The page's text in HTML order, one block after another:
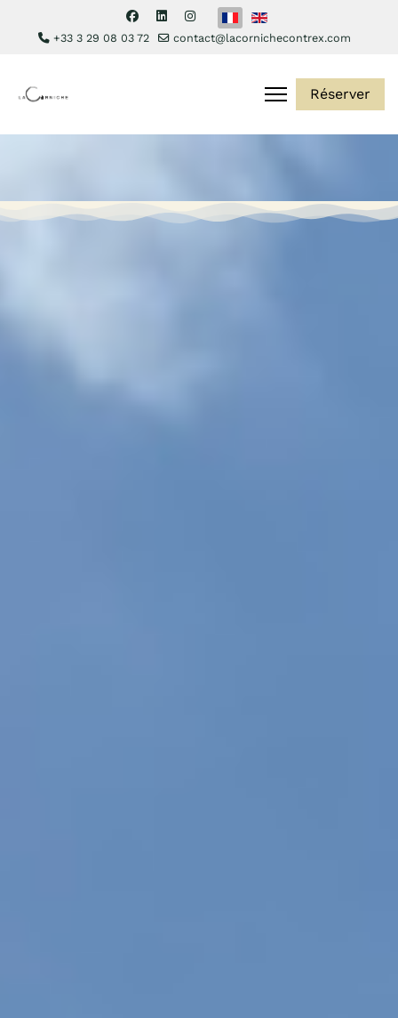
Sélectionnez votre langue
+33 3 29 08 03 72 contact@lacornichecontrex.com
Réserver